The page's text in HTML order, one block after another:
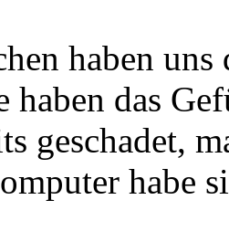
haben
haben das
geschadet,
habe